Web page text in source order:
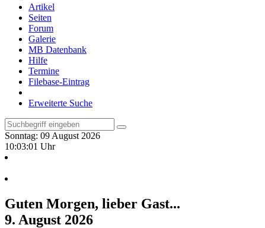
Artikel
Seiten
Forum
Galerie
MB Datenbank
Hilfe
Termine
Filebase-Eintrag
Erweiterte Suche
Sonntag: 09 August 2026
10:03:02 Uhr
Guten Morgen, lieber Gast...
9. August 2026